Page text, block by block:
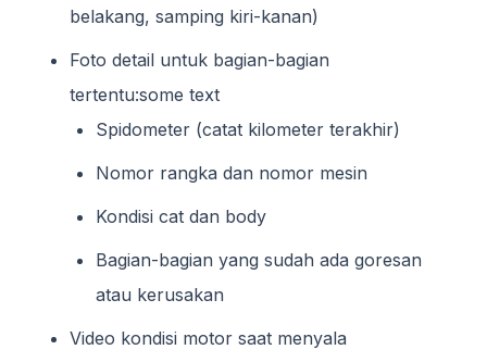
belakang, samping kiri-kanan)
Foto detail untuk bagian-bagian
tertentu:some text
Spidometer (catat kilometer terakhir)
Nomor rangka dan nomor mesin
Kondisi cat dan body
Bagian-bagian yang sudah ada goresan
atau kerusakan
Video kondisi motor saat menyala